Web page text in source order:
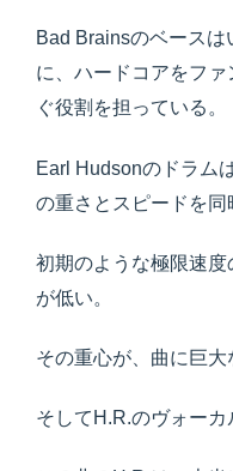
Bad Brainsのベース
に、ハードコアをフ
ぐ役割を担っている。
Earl Hudsonのドラム
の重さとスピードを同
初期のような極限速
が低い。
その重心が、曲に巨大
そしてH.R.のヴォーカ